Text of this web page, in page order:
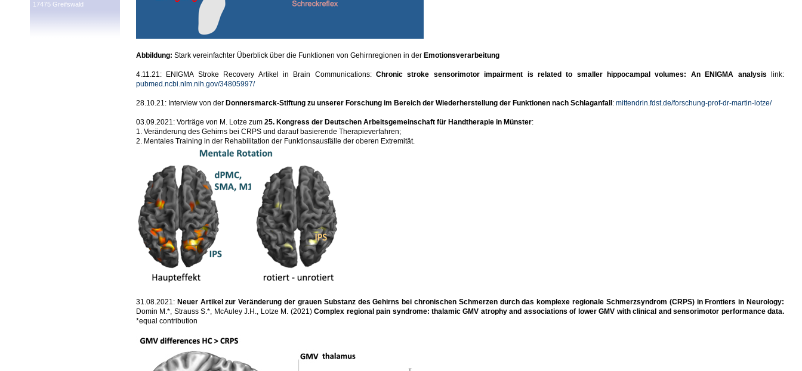
17475 Greifswald
Abbildung: Stark vereinfachter Überblick über die Funktionen von Gehirnregionen in der Emotionsverarbeitung
4.11.21: ENIGMA Stroke Recovery Artikel in Brain Communications:Chronic stroke sensorimotor impairment is related to smaller hippocampal volumes: An ENIGMA analysis link:
pubmed.ncbi.nlm.nih.gov/34805997/
28.10.21: Interview von der Donnersmarck-Stiftung zu unserer Forschung im Bereich der Wiederherstellung der Funktionen nach Schlaganfall : mittendrin.fdst.de/forschung-prof-dr-martin-lotze/
03.09.2021: Vorträge von M. Lotze zum 25. Kongress der Deutschen Arbeitsgemeinschaft für Handtherapie in Münster:
1. Veränderung des Gehirns bei CRPS und darauf basierende Therapieverfahren;
2. Mentales Training in der Rehabilitation der Funktionsausfälle der oberen Extremität.
31.08.2021: Neuer Artikel zur Veränderung der grauen Substanz des Gehirns bei chronischen Schmerzen durch das komplexe regionale Schmerzsyndrom (CRPS) in Frontiers in Neurology:
Domin M.*, Strauss S.*, McAuley J.H., Lotze M. (2021)Complex regional pain syndrome: thalamic GMV atrophy and associations of lower GMV with clinical and sensorimotor performance data.
*equal contribution